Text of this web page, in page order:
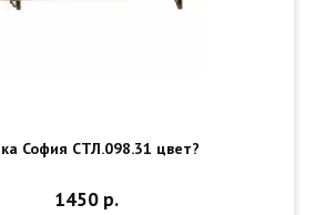
София СТЛ.098.31 цвет?
1450 р.